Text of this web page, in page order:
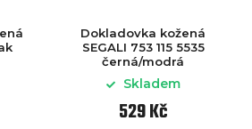
Dokladovka kožená
SEGALI 753 115 5535
černá/modrá
Skladem
529 Kč